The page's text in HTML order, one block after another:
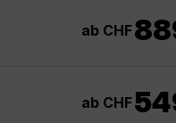
ab CHF
ab CHF